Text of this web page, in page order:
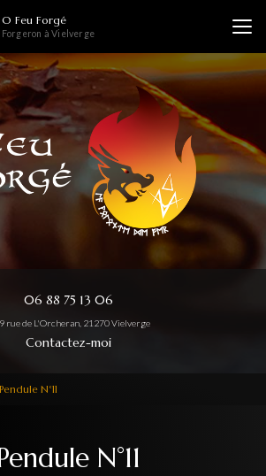
O Feu Forgé
Forgeron à Vielverge
06 88 75 13 06
9 rue de L'Orcheran, 21270 Vielverge
Contactez-moi
Pendule N°11
N°11